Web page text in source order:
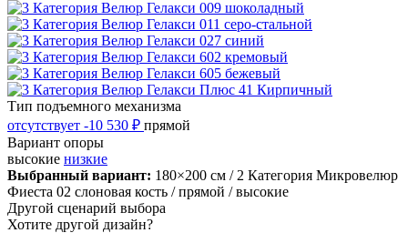
Тип подъемного механизма
отсутствует -10 530 ₽ прямой
Вариант опоры
высокие низкие
Выбранный вариант: 180×200 см / 2 Категория Микровелюр
Фиеста 02 слоновая кость / прямой / высокие
Другой сценарий выбора
Хотите другой дизайн?